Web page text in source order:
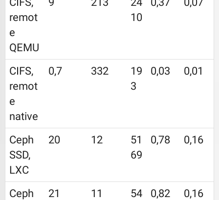
remot
e
QEMU
10
CIFS,
remot
e
native
0,7 332
19
3
0,03 0,01
Ceph
SSD,
LXC
20 12
51
69
0,78 0,16
Ceph
21 11
54
0,82 0,16